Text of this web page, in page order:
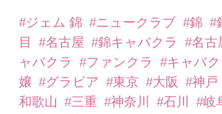
#ジェム 錦 #ニュークラブ #錦 #
目
#名古屋 #錦キャバクラ
#名
ャバクラ
#ファンクラ
#キャバ
嬢 #グラビア #東京 #大阪
#神戸
和歌山
#三重 #神奈川 #石川
#岐